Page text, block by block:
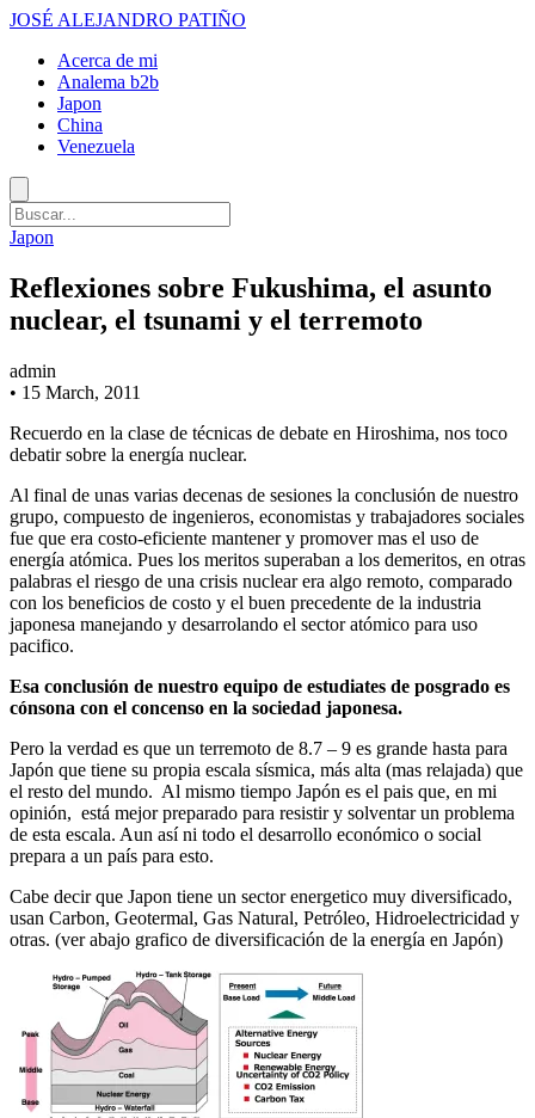
JOSÉ ALEJANDRO PATIÑO
Acerca de mi
Analema b2b
Japon
China
Venezuela
Japon
Reflexiones sobre Fukushima, el asunto
nuclear, el tsunami y el terremoto
admin
• 15 March, 2011
Recuerdo en la clase de técnicas de debate en Hiroshima, nos toco
debatir sobre la energía nuclear.
Al final de unas varias decenas de sesiones la conclusión de nuestro
grupo, compuesto de ingenieros, economistas y trabajadores sociales
fue que era costo-eficiente mantener y promover mas el uso de
energía atómica. Pues los meritos superaban a los demeritos, en otras
palabras el riesgo de una crisis nuclear era algo remoto, comparado
con los beneficios de costo y el buen precedente de la industria
japonesa manejando y desarrolando el sector atómico para uso
pacifico.
Esa conclusión de nuestro equipo de estudiates de posgrado es
cónsona con el concenso en la sociedad japonesa.
Pero la verdad es que un terremoto de 8.7 – 9 es grande hasta para
Japón que tiene su propia escala sísmica, más alta (mas relajada) que
el resto del mundo. Al mismo tiempo Japón es el pais que, en mi
opinión, está mejor preparado para resistir y solventar un problema
de esta escala. Aun así ni todo el desarrollo económico o social
prepara a un país para esto.
Cabe decir que Japon tiene un sector energetico muy diversificado,
usan Carbon, Geotermal, Gas Natural, Petróleo, Hidroelectricidad y
otras. (ver abajo grafico de diversificación de la energía en Japón)